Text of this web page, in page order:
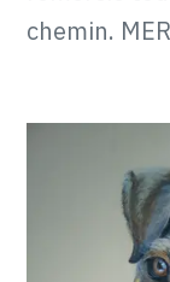
chemin.